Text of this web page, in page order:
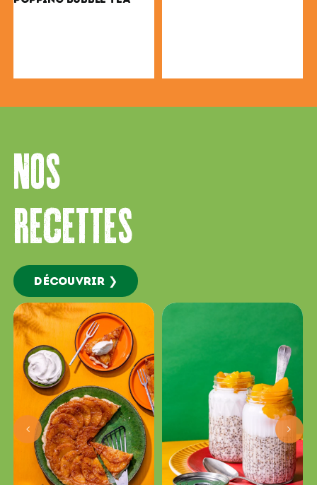
NOS
RecetteS
DÉCOUVRIR ❯